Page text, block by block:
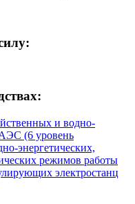
и водно-
(6 уровень
энергетических,
режимов работы
электростанц